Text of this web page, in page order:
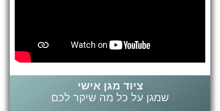
ציוד מגן אישי
שמגן על כל מה שיקר לכם